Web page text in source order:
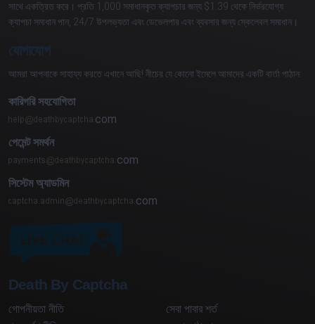
সাথে একত্রিত করে। প্রতি 1,000 সমাধানকৃত ক্যাপচার জন্য $1.39 থেকে নির্ভরযোগ্য
ক্যাপচা সমাধান পান, 24/7 উপলভ্যতা এবং ডেভেলপার এবং ব্যবসার জন্য স্কেলেবল সমাধান।
যোগাযোগ
আমরা আপনাকে সাহায্য করতে এখানে আছি! নীচের যে কোনো ইমেলে আমাদের একটি বার্তা পাঠান:
কারিগরি সহযোগিতা
com
পেমেন্ট সমর্থন
com
সিস্টেম অ্যাডমিন
com
Death By Captcha
গোপনীয়তা নীতি
সেবা পাবার শর্ত